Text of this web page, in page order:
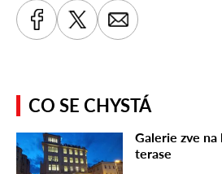
CO SE CHYSTÁ
Galerie zve
terase